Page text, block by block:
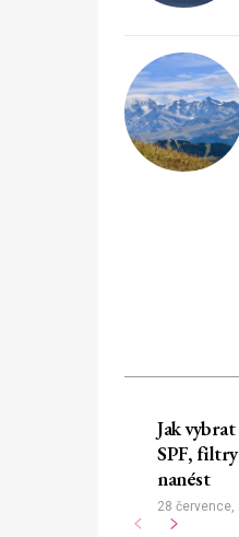
Jak
SPF, filtry
nanést
28 července,